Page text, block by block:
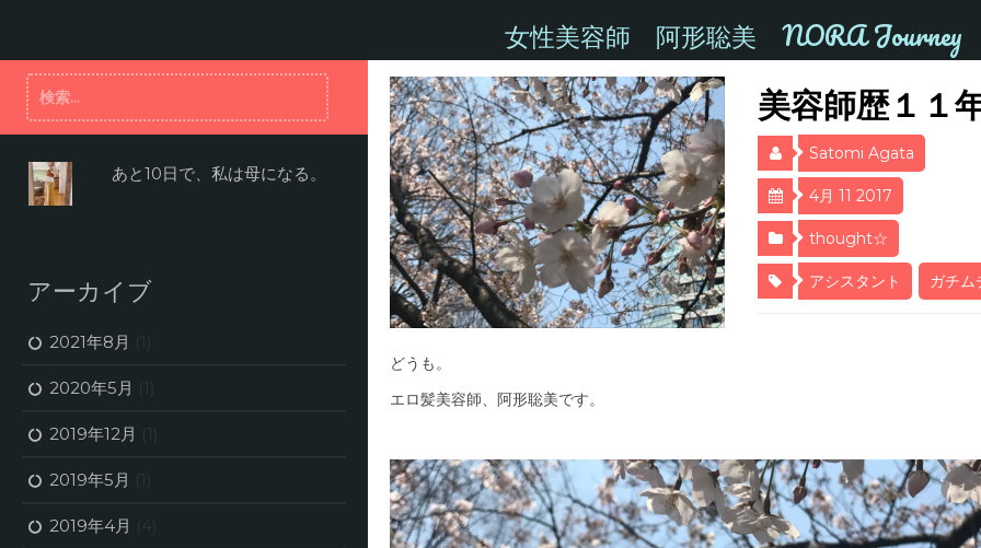
ス
女性美容師 阿形聡美 NORA Journey
美容師歴１１
Satomi Agata
4月 11 2017
thought☆
アシスタント ガチム
どうも。
エロ髪美容師、阿形聡美です。
検
索:
あと10日で、私は母になる。
アーカイブ
2021年8月 (1)
2020年5月 (1)
2019年12月 (1)
2019年5月 (1)
2019年4月 (4)